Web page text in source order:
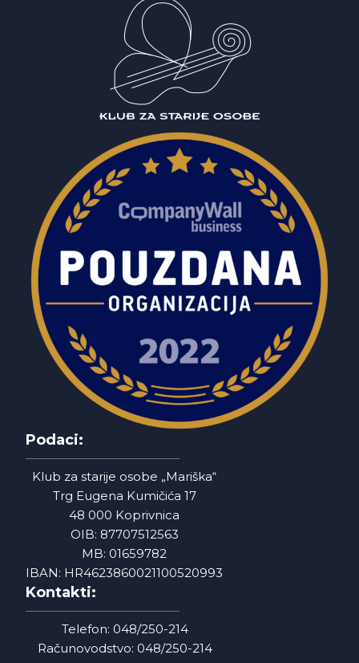
Podaci:
Klub za starije osobe „Mariška“
Trg Eugena Kumičića 17
48 000 Koprivnica
OIB: 87707512563
MB: 01659782
IBAN: HR4623860021100520993
Kontakti:
Telefon: 048/250-214
Računovodstvo: 048/250-214